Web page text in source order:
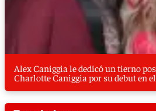
Alex Caniggia le dedicó un tierno
Charlotte Caniggia por su debut en